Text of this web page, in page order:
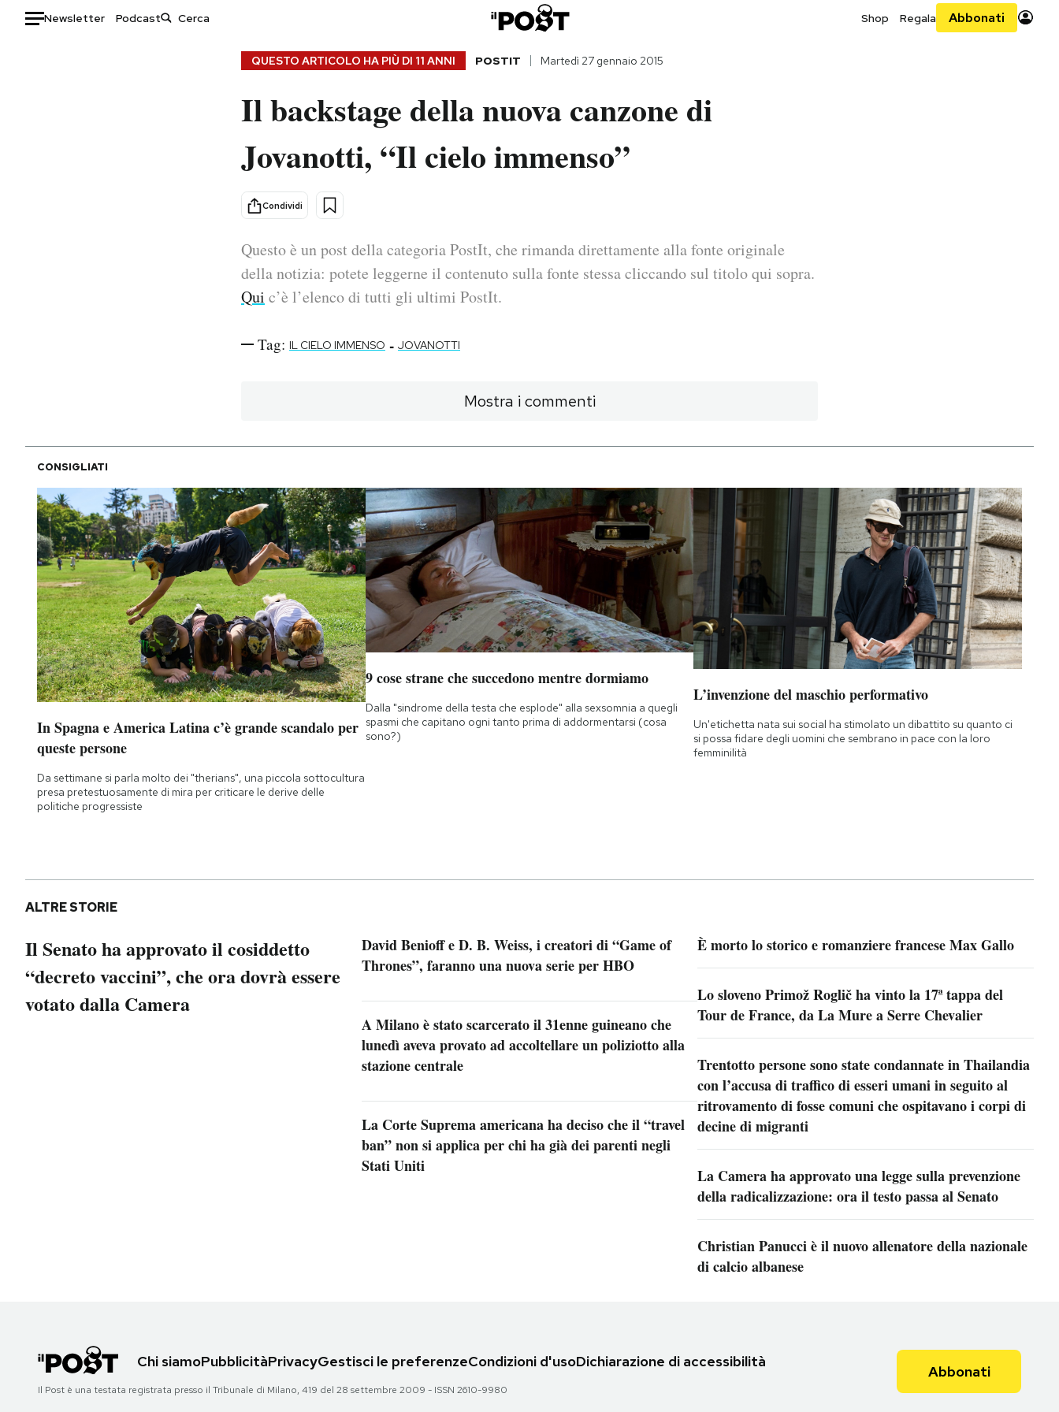
Newsletter Podcast Shop Regala Abbonati
Storie/Idee
Ok Boomer!
Altrecose
I MIEI PREFERITI
SHOP
CALENDARIO
AREA PERSONALE
Area Personale
Newsletter
Regala il Post
Hai bisogno di aiuto?
Esci
QUESTO ARTICOLO HA PIÙ DI 11 ANNI POSTIT Martedì 27 gennaio 2015
Il backstage della nuova canzone di
Jovanotti, “Il cielo immenso”
Condividi
Questo è un post della categoria PostIt, che rimanda direttamente alla fonte originale
della notizia: potete leggerne il contenuto sulla fonte stessa cliccando sul titolo qui sopra.
Qui c’è l’elenco di tutti gli ultimi PostIt.
Tag: IL CIELO IMMENSO - JOVANOTTI
Mostra i commenti
CONSIGLIATI
In Spagna e America Latina c’è grande scandalo per
queste persone
Da settimane si parla molto dei "therians", una piccola sottocultura
presa pretestuosamente di mira per criticare le derive delle
politiche progressiste
9 cose strane che succedono mentre dormiamo
Dalla "sindrome della testa che esplode" alla sexsomnia a quegli
spasmi che capitano ogni tanto prima di addormentarsi (cosa
sono?)
L’invenzione del maschio performativo
Un'etichetta nata sui social ha stimolato un dibattito su quanto ci
si possa fidare degli uomini che sembrano in pace con la loro
femminilità
ALTRE STORIE
Il Senato ha approvato il cosiddetto
“decreto vaccini”, che ora dovrà essere
votato dalla Camera
David Benioff e D. B. Weiss, i creatori di “Game of
Thrones”, faranno una nuova serie per HBO
A Milano è stato scarcerato il 31enne guineano che
lunedì aveva provato ad accoltellare un poliziotto alla
stazione centrale
La Corte Suprema americana ha deciso che il “travel
ban” non si applica per chi ha già dei parenti negli
Stati Uniti
È morto lo storico e romanziere francese Max Gallo
Lo sloveno Primož Roglič ha vinto la 17ª tappa del
Tour de France, da La Mure a Serre Chevalier
Trentotto persone sono state condannate in Thailandia
con l’accusa di traffico di esseri umani in seguito al
ritrovamento di fosse comuni che ospitavano i corpi di
decine di migranti
La Camera ha approvato una legge sulla prevenzione
della radicalizzazione: ora il testo passa al Senato
Christian Panucci è il nuovo allenatore della nazionale
di calcio albanese
Chi siamoPubblicitàPrivacyGestisci le preferenzeCondizioni d'usoDichiarazione di accessibilità
Il Post è una testata registrata presso il Tribunale di Milano, 419 del 28 settembre 2009 - ISSN 2610-9980
Abbonati